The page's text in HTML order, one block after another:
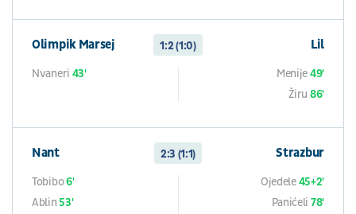
Olimpik Marsej 1:2 (1:0) Lil
Nvaneri 43' Menije49'
Žiru 86'
Nant 2:3 (1:1) Strazbur
Tobibo6'
Ablin53'
Ojedele45+2'
Panićeli 78'